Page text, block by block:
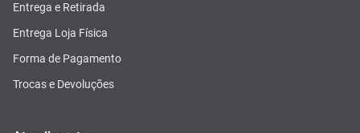
Entrega e Retirada
Entrega Loja Física
Forma de Pagamento
Trocas e Devoluções